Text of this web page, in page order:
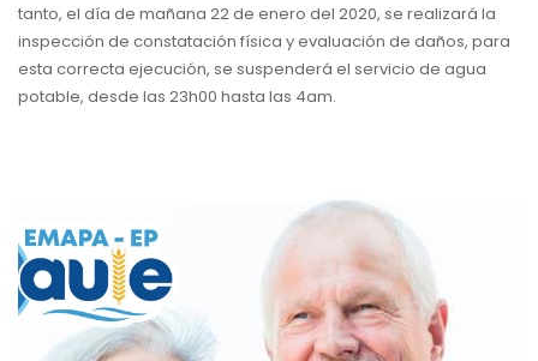
tanto, el día de mañana 22 de enero del 2020, se realizará la
inspección de constatación física y evaluación de daños, para
esta correcta ejecución, se suspenderá el servicio de agua
potable, desde las 23h00 hasta las 4am.